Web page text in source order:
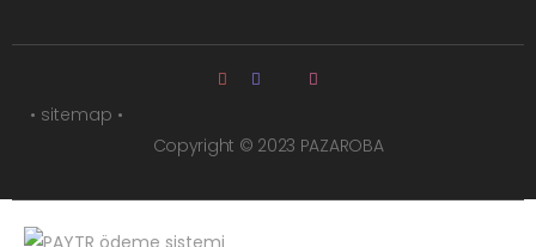
Copyright © 2023 PAZAROBA
• sitemap •